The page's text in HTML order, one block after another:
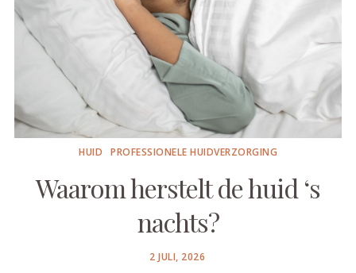
HUID PROFESSIONELE HUIDVERZORGING
Waarom herstelt de huid ‘s
nachts?
POSTED
2 JULI, 2026